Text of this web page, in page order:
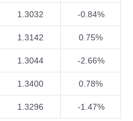
1.3032 -0.84%
1.3142 0.75%
1.3044 -2.66%
1.3400 0.78%
1.3296 -1.47%